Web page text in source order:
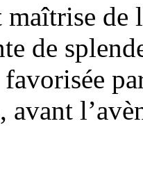
maîtrise de
de